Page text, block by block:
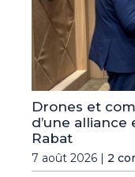
Drones et
d’une
Rabat
7 août 2026 | 2